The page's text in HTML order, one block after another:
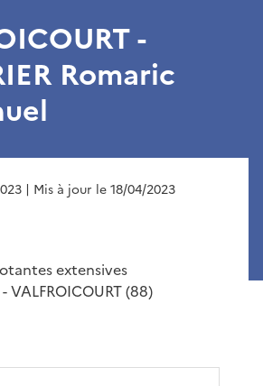
-
Romaric
| Mis à jour le 18/04/2023
extensives
VALFROICOURT (88)